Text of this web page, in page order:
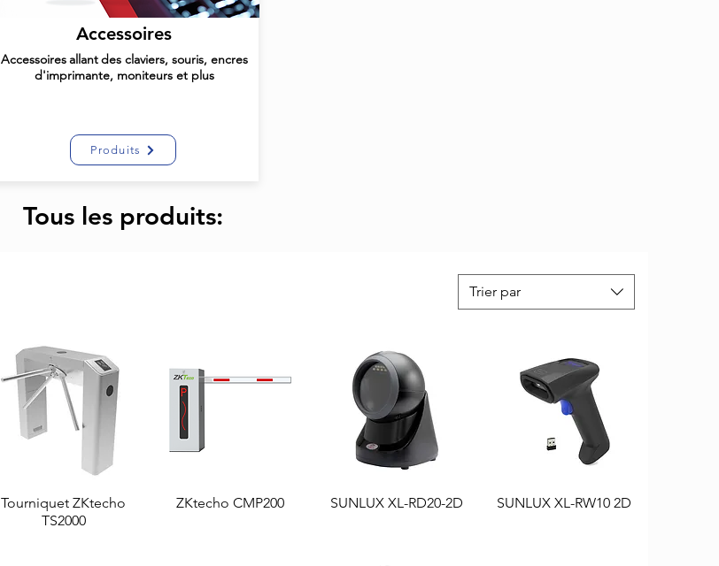
Accessoires
Accessoiresallantdes claviers, souris, encres
d'imprimante, moniteurs et plus
Produits
Tous les produits:
Trier par
Aperçu rapide
Tourniquet ZKtecho
TS2000
Aperçu rapide
ZKtecho CMP200 Aperçu rapide
SUNLUX XL-RD20-2D Aperçu rapide
SUNLUX XL-RW10 2D